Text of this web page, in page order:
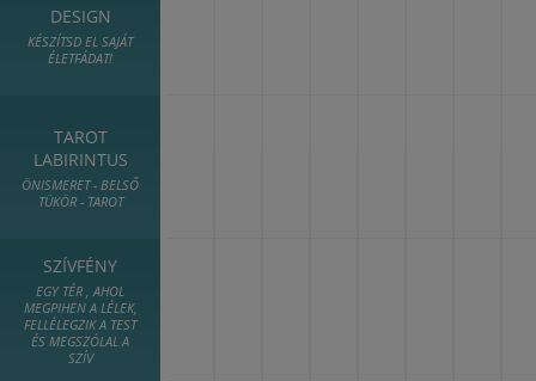
DESIGN
KÉSZÍTSD EL SAJÁT
ÉLETFÁDAT!
TAROT
LABIRINTUS
ÖNISMERET - BELSŐ
TÜKÖR - TAROT
SZÍVFÉNY
EGY TÉR , AHOL
MEGPIHEN A LÉLEK,
FELLÉLEGZIK A TEST
ÉS MEGSZÓLAL A
SZÍV